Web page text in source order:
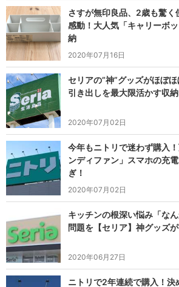
さすが無印良品、2歳も驚く
感動！大人気「キャリーボ
納
2020年07月16日
セリアの”神”グッズがほぼ
引き出しを最大限活かす収
2020年07月02日
今年もニトリで迷わず購入
ンディファン」スマホの充
ぎ！
2020年07月02日
キッチンの根深い悩み「な
問題を【セリア】神グッズが
2020年06月27日
ニトリで2年連続で購入！